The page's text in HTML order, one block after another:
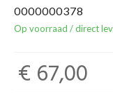
0000000378
Op voorraad / direct
€ 67,00